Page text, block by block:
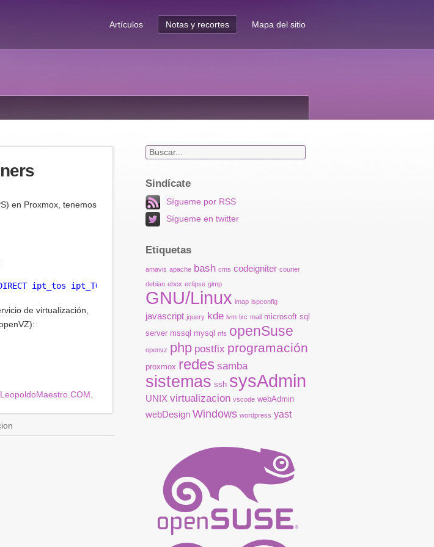
Artículos Notas y recortes Mapa del sitio
en Proxmox, tenemos
ipt_tos ipt_TOS ipt_LOG ip_conntrack ipt_limit ipt_multiport iptable_filter
de virtualización,
Sindícate
Sígueme por RSS
Sígueme en twitter
Etiquetas
amavis apache bash cms codeigniter courier
debian ebox eclipse gimp
GNU/Linux imap ispconfig
javascript jquery kde lvm lxc mail microsoft sql
server mssql mysql nfs openSuse
openvz php postfix programación
proxmox redes samba
sistemas ssh sysAdmin
UNIX virtualizacion vscode webAdmin
webDesign Windows wordpress yast